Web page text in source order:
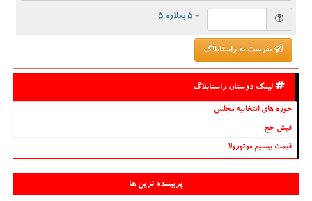
= ۵ بعلاوه ۵
بفرست به راستابلاگ
لینک دوستان راستابلاگ
حوزه های انتخابیه مجلس
فیش حج
قیمت بیسیم موتورولا
پربیننده ترین ها